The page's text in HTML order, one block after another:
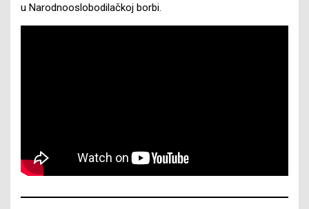
u Narodnooslobodilačkoj borbi.